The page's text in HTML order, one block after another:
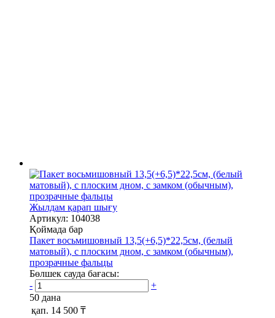
Жылдам қарап шығу
Артикул: 104038
Қоймада бар
Пакет восьмишовный 13,5(+6,5)*22,5см, (белый
матовый), с плоским дном, с замком (обычным),
прозрачные фальцы
Бөлшек сауда бағасы:
-
+
50 дана
қап. 14 500 ₸